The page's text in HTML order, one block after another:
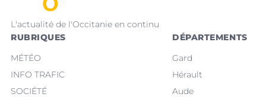
L'actualité de l'Occitanie en continu
RUBRIQUES
MÉTÉO
INFO TRAFIC
SOCIÉTÉ
DÉPARTEMENTS
Gard
Hérault
Aude